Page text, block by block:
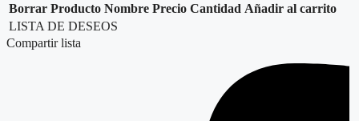
Borrar Producto Nombre Precio Cantidad Añadir al carrito
LISTA DE DESEOS
Compartir lista